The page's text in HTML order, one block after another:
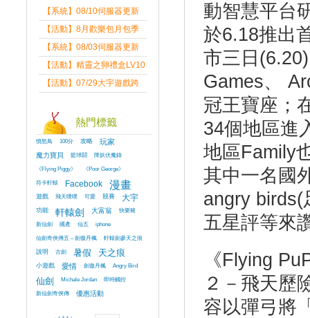
【系統】08/10伺服器更新
維護公告
【活動】8月歡樂包月包季
送
【系統】08/03伺服器更新
維護公告
【活動】精靈之卵禮盒LV10
限量發送中
【活動】07/29大宇遊戲跨
熱門標籤
憤怒鳥 100分 攻略 玩家
魔力寶貝 籃球鬪
降妖伏魔錄
《Flying Piggy》
《Poor George》
符卡軒轅
Facebook 漫畫
遊戲 飛天噗噗 可愛 競賽 大宇
功能 軒轅劍 大富翁
快樂豬
新仙劍
國產 仙五
iphone
仙劍奇俠傳五 – 劍傲丹楓
軒轅劍參天之痕
說明
古劍 暑假 天之痕
小遊戲 愛情 劍傲丹楓 Angry Bird
仙劍 Michale Jordan
即時觸控
新仙劍奇俠傳
優惠活動
動智慧平台
於6.18推出
市三日
Games、
冠王寶座；
34個地區進
地區Family
其中一名國
angry birds(
五星評等來
《Flying
２－飛天歷
容以彈弓將